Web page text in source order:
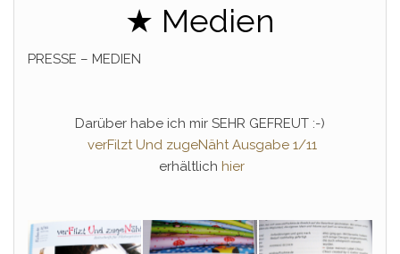
★ Medien
PRESSE – MEDIEN
Darüber habe ich mir SEHR GEFREUT :-)
verFilzt Und zugeNäht Ausgabe 1/11
erhältlich hier